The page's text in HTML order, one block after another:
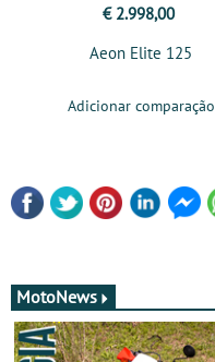
€ 2.998,00
Aeon Elite 125
Adicionar comparação
MotoNews